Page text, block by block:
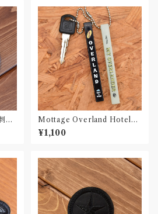
Mottage Overland Hotelキ
ーホルダー
¥1,100